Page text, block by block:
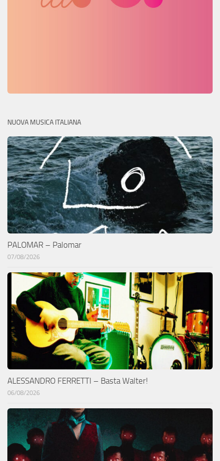
NUOVA MUSICA ITALIANA
PALOMAR – Palomar
07/08/2026
ALESSANDRO FERRETTI – Basta Walter!
06/08/2026